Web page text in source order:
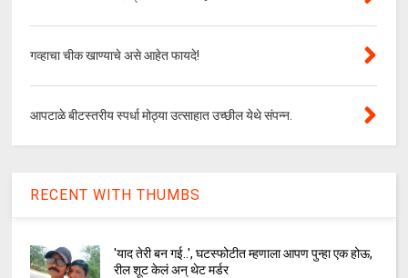
गव्हाचा चीक खाण्याचे असे आहेत फायदे!
आपटाळे बीटस्तरीय स्पर्धा मोठ्या उत्साहात उच्छील येथे संपन्न.
RECENT WITH THUMBS
'याद तेरी बन गई..', घटस्फोटीत म्हणाला आपण पुन्हा एक होऊ,
रील शूट केलं अन् थेट मर्डर